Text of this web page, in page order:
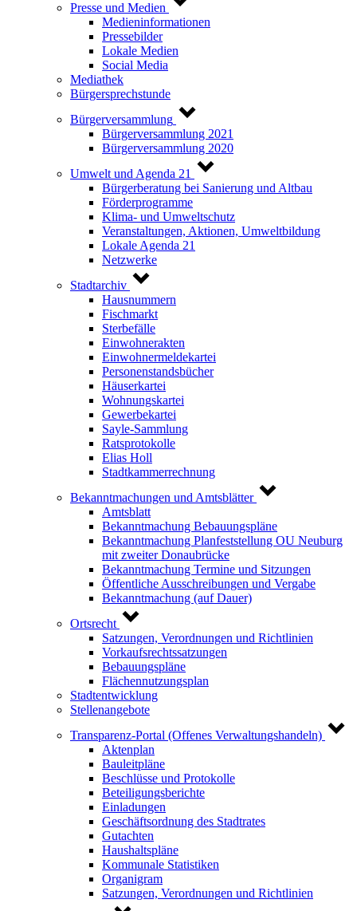
Presse und Medien
Medieninformationen
Pressebilder
Lokale Medien
Social Media
Mediathek
Bürgersprechstunde
Bürgerversammlung
Bürgerversammlung 2021
Bürgerversammlung 2020
Umwelt und Agenda 21
Bürgerberatung bei Sanierung und Altbau
Förderprogramme
Klima- und Umweltschutz
Veranstaltungen, Aktionen, Umweltbildung
Lokale Agenda 21
Netzwerke
Stadtarchiv
Hausnummern
Fischmarkt
Sterbefälle
Einwohnerakten
Einwohnermeldekartei
Personenstandsbücher
Häuserkartei
Wohnungskartei
Gewerbekartei
Sayle-Sammlung
Ratsprotokolle
Elias Holl
Stadtkammerrechnung
Bekanntmachungen und Amtsblätter
Amtsblatt
Bekanntmachung Bebauungspläne
Bekanntmachung Planfeststellung OU Neuburg
mit zweiter Donaubrücke
Bekanntmachung Termine und Sitzungen
Öffentliche Ausschreibungen und Vergabe
Bekanntmachung (auf Dauer)
Ortsrecht
Satzungen, Verordnungen und Richtlinien
Vorkaufsrechtssatzungen
Bebauungspläne
Flächennutzungsplan
Stadtentwicklung
Stellenangebote
Transparenz-Portal (Offenes Verwaltungshandeln)
Aktenplan
Bauleitpläne
Beschlüsse und Protokolle
Beteiligungsberichte
Einladungen
Geschäftsordnung des Stadtrates
Gutachten
Haushaltspläne
Kommunale Statistiken
Organigram
Satzungen, Verordnungen und Richtlinien